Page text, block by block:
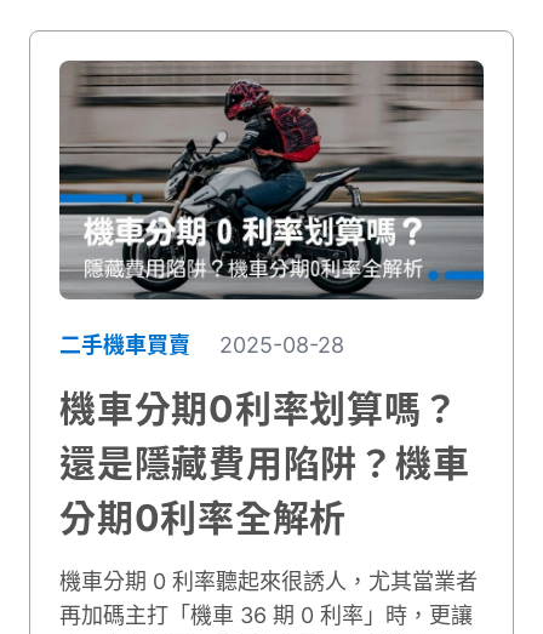
手機車分期利率的計算方式，深入說明零利
率方案的真相，同時介紹貳輪嶼推出的分期
零利率活動，讓你在購車時能有更透明的資
訊，安心規劃分期付款。
二手機車買賣 2025-08-28
機車分期0利率划算嗎？
還是隱藏費用陷阱？機車
分期0利率全解析
機車分期 0 利率聽起來很誘人，尤其當業者
再加碼主打「機車 36 期 0 利率」時，更讓